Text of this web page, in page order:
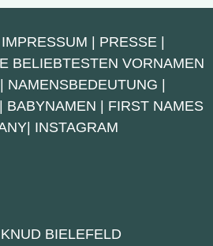
IMPRESSUM PRESSE
BELIEBTESTEN VORNAMEN
NAMENSBEDEUTUNG
BABYNAMEN
FIRST NAMES
| INSTAGRAM
BIELEFELD